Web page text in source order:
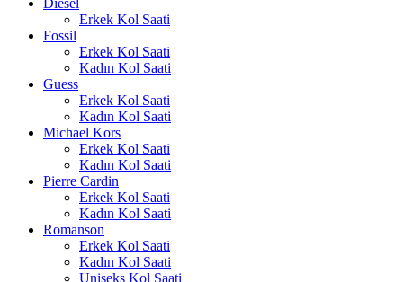
Erkek Kol Saati
Fossil
Erkek Kol Saati
Kadın Kol Saati
Guess
Erkek Kol Saati
Kadın Kol Saati
Michael Kors
Erkek Kol Saati
Kadın Kol Saati
Pierre Cardin
Erkek Kol Saati
Kadın Kol Saati
Romanson
Erkek Kol Saati
Kadın Kol Saati
Uniseks Kol Saati